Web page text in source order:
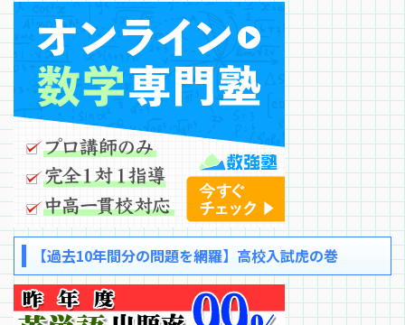
【過去10年間分の問題を網羅】高校入試虎の巻